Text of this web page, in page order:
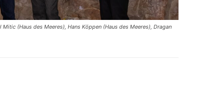
(Haus des Meeres), Hans Köppen (Haus des Meeres), Dragan